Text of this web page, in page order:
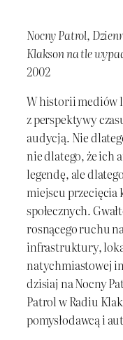
Nocny Patrol,
Klakson na tle
2002
W historii mediów
z perspektywy
audycją. Nie
nie dlatego, że ich
legendę, ale
miejscu
społecznych.
rosnącego ruchu
infrastruktury,
natychmiastowej
dzisiaj na Nocny
Patrol w Radiu
pomysłodawcą i